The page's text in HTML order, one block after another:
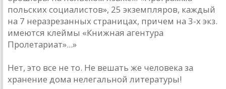
польских социалистов», 25 экземпляров, каждый
на 7 неразрезанных страницах, причем на 3-х экз.
имеются клеймы «Книжная агентура
Пролетариат»...»
Нет, это все не то. Не вешать же человека за
хранение дома нелегальной литературы!